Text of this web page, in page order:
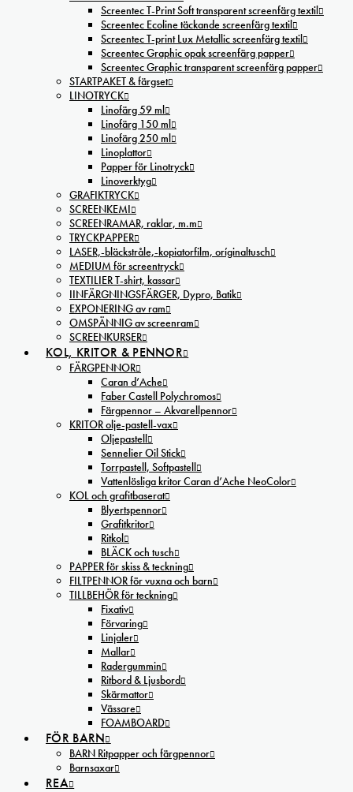
Screentec T-Print Soft transparent screenfärg textil
Screentec Ecoline täckande screenfärg textil
Screentec T-print Lux Metallic screenfärg textil
Screentec Graphic opak screenfärg papper
Screentec Graphic transparent screenfärg papper
STARTPAKET & färgset
LINOTRYCK
Linofärg 59 ml
Linofärg 150 ml
Linofärg 250 ml
Linoplattor
Papper för Linotryck
Linoverktyg
GRAFIKTRYCK
SCREENKEMI
SCREENRAMAR, raklar, m.m
TRYCKPAPPER
LASER,-bläckstråle,-kopiatorfilm, oríginaltusch
MEDIUM för screentryck
TEXTILIER T-shirt, kassar
IINFÄRGNINGSFÄRGER, Dypro, Batik
EXPONERING av ram
OMSPÄNNIG av screenram
SCREENKURSER
KOL, KRITOR & PENNOR
FÄRGPENNOR
Caran d’Ache
Faber Castell Polychromos
Färgpennor – Akvarellpennor
KRITOR olje-pastell-vax
Oljepastell
Sennelier Oil Stick
Torrpastell, Softpastell
Vattenlösliga kritor Caran d’Ache NeoColor
KOL och grafitbaserat
Blyertspennor
Grafitkritor
Ritkol
BLÄCK och tusch
PAPPER för skiss & teckning
FILTPENNOR för vuxna och barn
TILLBEHÖR för teckning
Fixativ
Förvaring
Linjaler
Mallar
Radergummin
Ritbord & Ljusbord
Skärmattor
Vässare
FOAMBOARD
FÖR BARN
BARN Ritpapper och färgpennor
Barnsaxar
REA